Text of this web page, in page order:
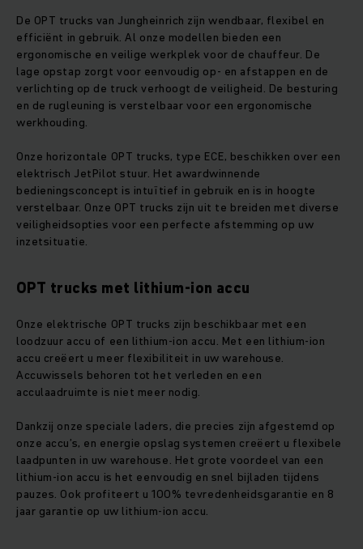
De OPT trucks van Jungheinrich zijn wendbaar, flexibel en
efficiënt in gebruik. Al onze modellen bieden een
ergonomische en veilige werkplek voor de chauffeur. De
lage opstap zorgt voor eenvoudig op- en afstappen en de
verlichting op de truck verhoogt de veiligheid. De besturing
en de rugleuning is verstelbaar voor een ergonomische
werkhouding.
Onze horizontale OPT trucks, type ECE, beschikken over een
elektrisch JetPilot stuur. Het awardwinnende
bedieningsconcept is intuïtief in gebruik en is in hoogte
verstelbaar. Onze OPT trucks zijn uit te breiden met diverse
veiligheidsopties voor een perfecte afstemming op uw
inzetsituatie.
OPT trucks met lithium-ion accu
Onze elektrische OPT trucks zijn beschikbaar met een
loodzuur accu of een lithium-ion accu. Met een lithium-ion
accu creëert u meer flexibiliteit in uw warehouse.
Accuwissels behoren tot het verleden en een
acculaadruimte is niet meer nodig.
Dankzij onze speciale laders, die precies zijn afgestemd op
onze accu’s, en energie opslag systemen creëert u flexibele
laadpunten in uw warehouse. Het grote voordeel van een
lithium-ion accu is het eenvoudig en snel bijladen tijdens
pauzes. Ook profiteert u 100% tevredenheidsgarantie en 8
jaar garantie op uw lithium-ion accu.